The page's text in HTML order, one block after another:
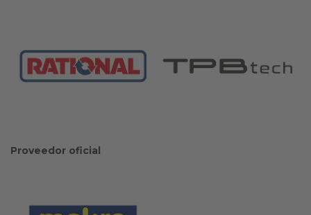
Proveedor oficial